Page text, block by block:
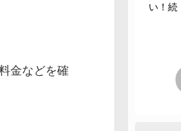
金などを確
い！続